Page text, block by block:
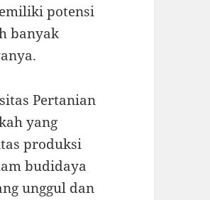
potensi
banyak
Pertanian
yang
produksi
budidaya
unggul dan